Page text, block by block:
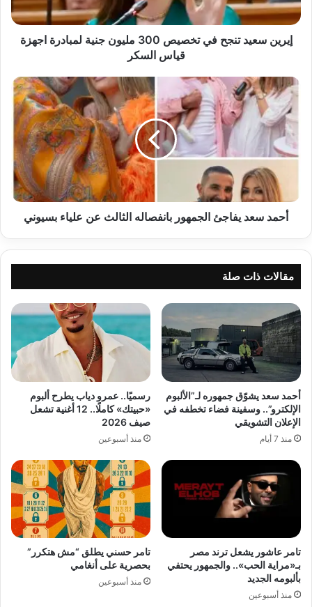
جنية
لمبادرة
اجهزة
إيرين سعيد تنجح في تخصيص 300 مليون جنية لمبادرة اجهزة
قياس السكر
أحمد
سعد
يفاجئ
الجمهور
بانفصاله
الثالث
بسيوني
أحمد سعد يفاجئ الجمهور بانفصاله الثالث عن علياء بسيوني
مقالات ذات صلة
أحمد سعد يشوّق جمهوره لـ”الألبوم
الإلكترو”.. وسفينة فضاء تخطفه في
الإعلان التشويقي
منذ 7 أيام
رسميًا.. عمرو دياب يطرح ألبوم
«حبيتك» كاملًا.. 12 أغنية تشعل
صيف 2026
منذ أسبوعين
تامر عاشور يشعل ترند مصر
بـ«مراية الحب».. والجمهور يحتفي
بألبومه الجديد
منذ أسبوعين
تامر حسني يطلق “مش هتكرر”
بحصرية على أنغامي
منذ أسبوعين